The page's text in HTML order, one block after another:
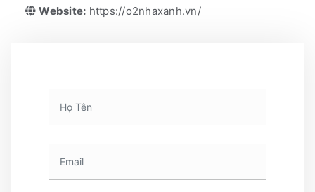
Website: https://o2nhaxanh.vn/